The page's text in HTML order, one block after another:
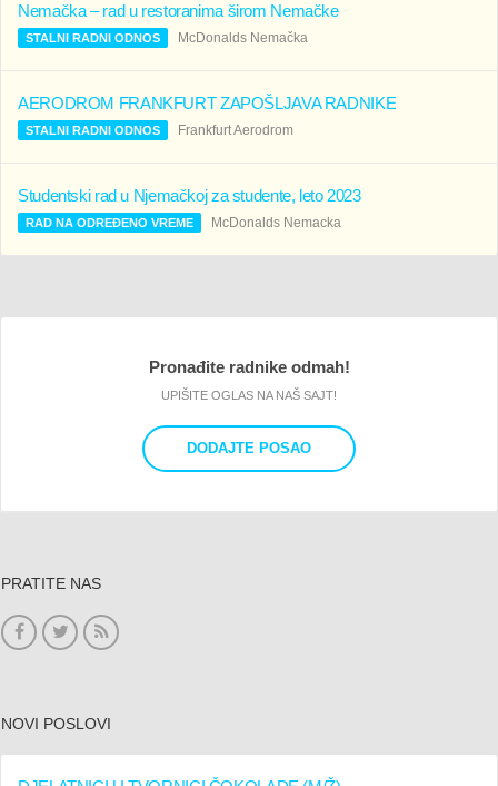
Nemačka – rad u restoranima širom Nemačke
STALNI RADNI ODNOS McDonalds Nemačka
AERODROM FRANKFURT ZAPOŠLJAVA RADNIKE
STALNI RADNI ODNOS Frankfurt Aerodrom
Studentski rad u Njemačkoj za studente, leto 2023
RAD NA ODREĐENO VREME McDonalds Nemacka
Pronađite radnike odmah!
UPIŠITE OGLAS NA NAŠ SAJT!
DODAJTE POSAO
PRATITE NAS
NOVI POSLOVI